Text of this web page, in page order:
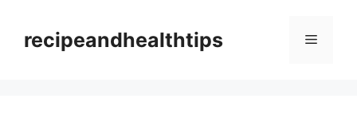
contentrecipeandhealthtips Menu